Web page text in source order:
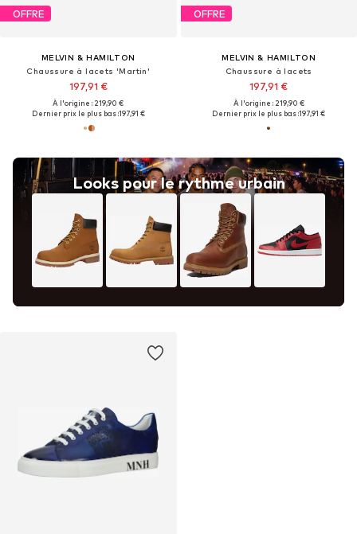
OFFRE
MELVIN & HAMILTON
Chaussure à lacets 'Martin'
197,91 €
À l'origine : 219,90 €
Dernier prix le plus bas :197,91 €
Looks pour le rythme urbain
OFFRE
MELVIN & HAMILTON
Chaussure à lacets
197,91 €
À l'origine : 219,90 €
Dernier prix le plus bas :197,91 €